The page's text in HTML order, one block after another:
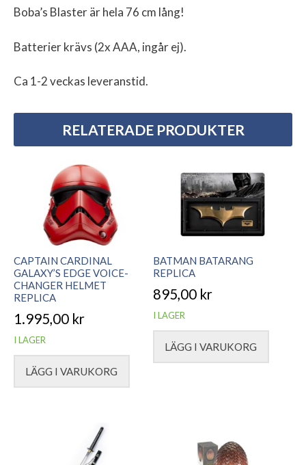
Boba’s Blaster är hela 76 cm lång!
Batterier krävs (2x AAA, ingår ej).
Ca 1-2 veckas leveranstid.
RELATERADE PRODUKTER
CAPTAIN CARDINAL
GALAXY’S EDGE VOICE-
CHANGER HELMET
REPLICA
1.995,00 kr
I LAGER
LÄGG I VARUKORG
BATMAN BATARANG
REPLICA
895,00 kr
I LAGER
LÄGG I VARUKORG